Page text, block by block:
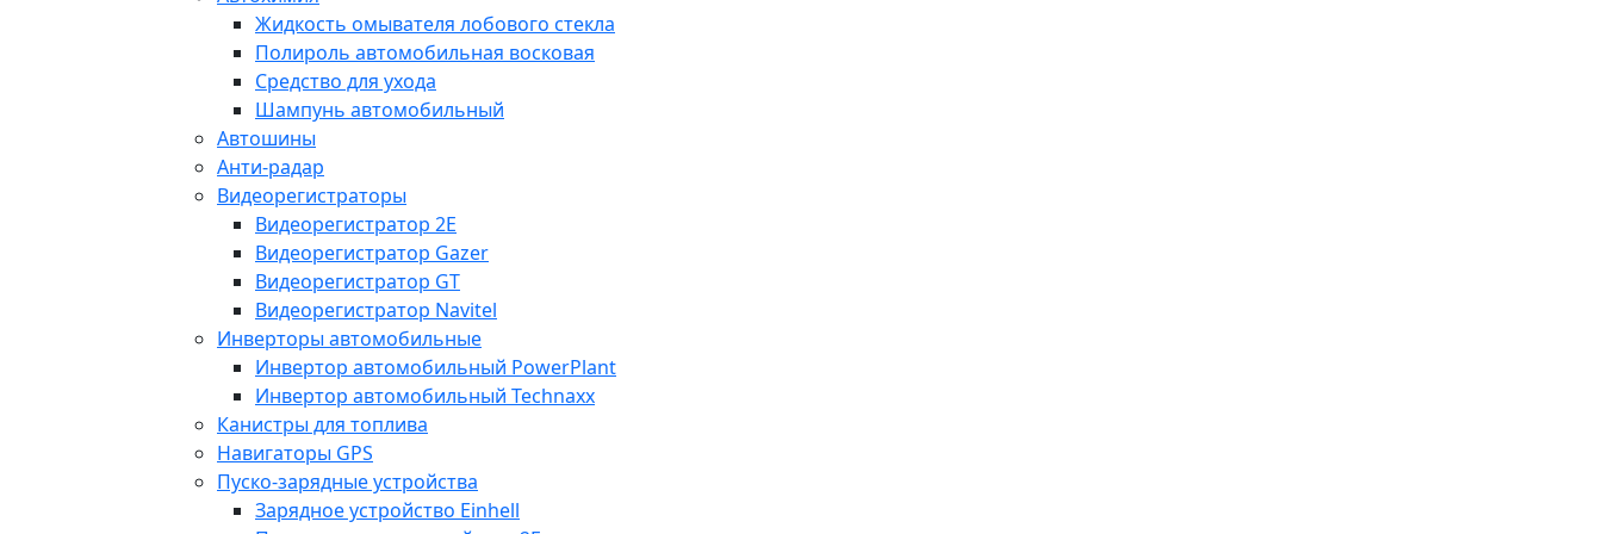
Жидкость омывателя лобового стекла
Полироль автомобильная восковая
Средство для ухода
Шампунь автомобильный
Автошины
Анти-радар
Видеорегистраторы
Видеорегистратор 2E
Видеорегистратор Gazer
Видеорегистратор GT
Видеорегистратор Navitel
Инверторы автомобильные
Инвертор автомобильный PowerPlant
Инвертор автомобильный Technaxx
Канистры для топлива
Навигаторы GPS
Пуско-зарядные устройства
Зарядное устройство Einhell